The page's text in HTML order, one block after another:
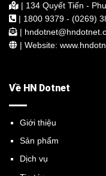
| 134 Quyết Tiến -
| 1800 9379 - (0269)
|
| Website:
Về HN Dotnet
Giới thiệu
Sản phẩm
Dịch vụ